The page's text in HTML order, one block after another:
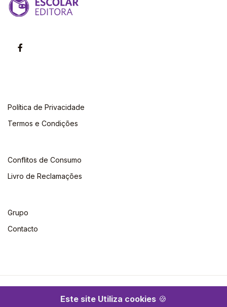
Este site Utiliza cookies 🍪
Política de Privacidade
Termos e Condições
Conflitos de Consumo
Livro de Reclamações
Grupo
Contacto
©2026 Escolar. Todos os direitos reservados